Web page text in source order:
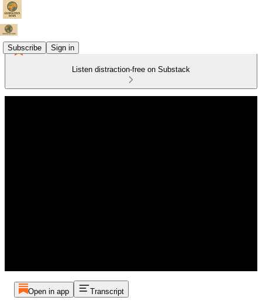
Subscribe Sign in
Listen distraction-free on Substack
Open in app Transcript